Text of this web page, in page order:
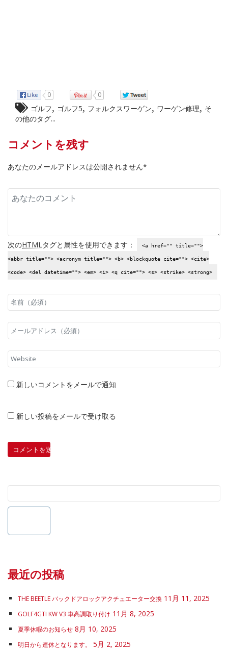
0 0
ゴルフ ゴルフ5 フォルクスワーゲン ワーゲン修理
そ
の他のタグ...
コメントを残す
あなたのメールアドレスは公開されません*
次のHTML タグと属性を使用できます： <a href="" title="">
<abbr title=""> <acronym title=""> <b> <blockquote cite=""> <cite>
<code> <del datetime=""> <em> <i> <q cite=""> <s> <strike> <strong>
新しいコメントをメールで通知
新しい投稿をメールで受け取る
最近の投稿
THE BEETLE バックドアロックアクチュエーター交換 11月 11, 2025
GOLF4GTI KW V3 車高調取り付け 11月 8, 2025
夏季休暇のお知らせ 8月 10, 2025
明日から連休となります。 5月 2, 2025